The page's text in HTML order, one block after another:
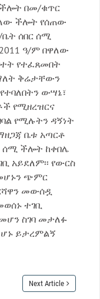
በመ/ቁጥር
ችሎት የሰጠው
ሰበር ሰሚ
ዓ/ም በዋለው
የተፈጸመበት
ቅሬታቸውን
ውሣኔ፣
የሚዘረዝርና
የሚሉትን ዳኝነት
ቤቱ አጣርቶ
ሰሚ ችሎት ከቀበሌ
አይደለም፡፡ የውርስ
ጭምር
መውሰዷ
ተገቢ
ስገባ መታለፉ
ይታረምልኝ
Next Article